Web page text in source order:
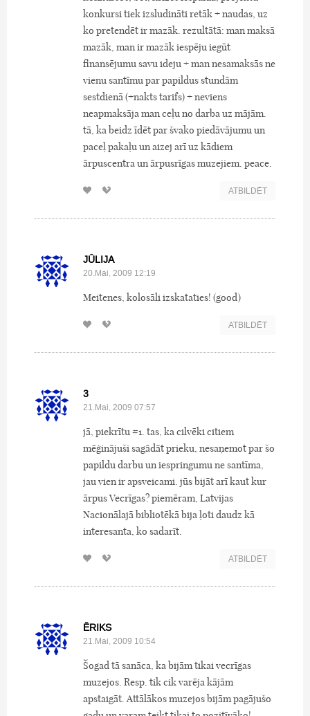
konkursi tiek izsludināti retāk + naudas, uz
ko pretendēt ir mazāk. rezultātā: man maksā
mazāk, man ir mazāk iespēju iegūt
finansējumu savu ideju + man nesamaksās ne
vienu santīmu par papildus stundām
sestdienā (+nakts tarifs) + neviens
neapmaksāja man ceļu no darba uz mājām.
tā, ka beidz īdēt par švako piedāvājumu un
paceļ pakaļu un aizej arī uz kādiem
ārpuscentra un ārpusrīgas muzejiem. peace.
ATBILDĒT
JŪLIJA
20.Mai, 2009 12:19
Meitenes, kolosāli izskataties! (good)
ATBILDĒT
3
21.Mai, 2009 07:57
jā, piekrītu #1. tas, ka cilvēki citiem
mēģinājuši sagādāt prieku, nesaņemot par šo
papildu darbu un iespringumu ne santīma,
jau vien ir apsveicami. jūs bijāt arī kaut kur
ārpus Vecrīgas? piemēram, Latvijas
Nacionālajā bibliotēkā bija ļoti daudz kā
interesanta, ko sadarīt.
ATBILDĒT
ĒRIKS
21.Mai, 2009 10:54
Šogad tā sanāca, ka bijām tikai vecrīgas
muzejos. Resp. tik cik varēja kājām
apstaigāt. Attālākos muzejos bijām pagājušo